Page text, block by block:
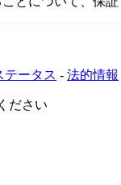
テータス - 法的情報
ださい